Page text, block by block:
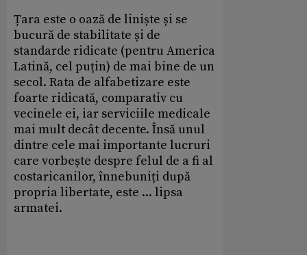
Țara este o oază de liniște și se
bucură de stabilitate și de
standarde ridicate (pentru America
Latină, cel puțin) de mai bine de un
secol. Rata de alfabetizare este
foarte ridicată, comparativ cu
vecinele ei, iar serviciile medicale
mai mult decât decente. Însă unul
dintre cele mai importante lucruri
care vorbește despre felul de a fi al
costaricanilor, înnebuniți după
propria libertate, este ... lipsa
armatei.